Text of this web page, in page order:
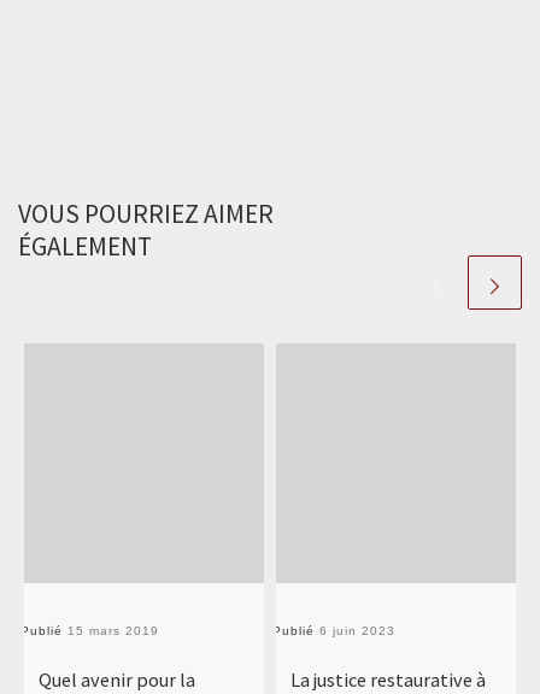
VOUS POURRIEZ AIMER
ÉGALEMENT
Publié 15 mars 2019
Quel avenir pour la
Publié 6 juin 2023
La justice restaurative à